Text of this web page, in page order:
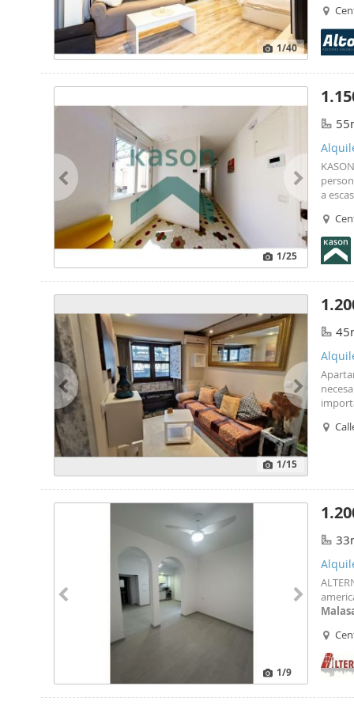
1/40
tipo
1/25
a
La
1/15
1/9